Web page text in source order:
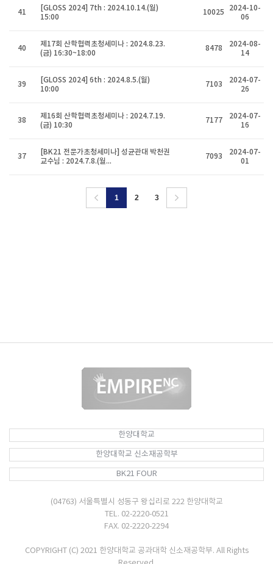
41
[GLOSS 2024] 7th : 2024.10.14.(월)
15:00
10025
2024-10-
06
40
제17회 산학협력초청세미나 : 2024.8.23.
(금) 16:30~18:00
8478
2024-08-
14
39
[GLOSS 2024] 6th : 2024.8.5.(월)
10:00
7103
2024-07-
26
38
제16회 산학협력초청세미나 : 2024.7.19.
(금) 10:30
7177
2024-07-
16
37
[BK21 전문가초청세미나] 성균관대 박천권
교수님 : 2024.7.8.(월...
7093
2024-07-
01
1 2 3
한양대학교
한양대학교 신소재공학부
BK21 FOUR
(04763) 서울특별시 성동구 왕십리로 222 한양대학교
TEL. 02-2220-0521
FAX. 02-2220-2294
COPYRIGHT (C) 2021 한양대학교 공과대학 신소재공학부. All Rights